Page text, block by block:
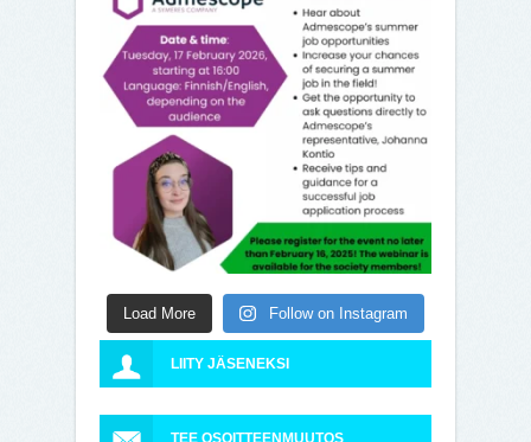
Load More Follow on Instagram
LIITY JÄSENEKSI
TEE OSOITTEENMUUTOS